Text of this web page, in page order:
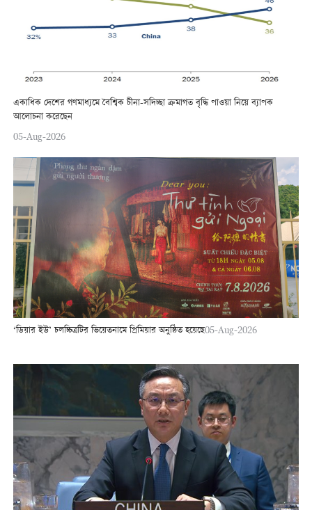
একাধিক দেশের গণমাধ্যমে বৈশ্বিক চীনা-সদিচ্ছা ক্রমাগত বৃদ্ধি পাওয়া নিয়ে ব্যাপক
আলোচনা করেছেন
05-Aug-2026
‘ডিয়ার ইউ’ চলচ্চিত্রটির ভিয়েতনামে প্রিমিয়ার অনুষ্ঠিত হয়েছে05-Aug-2026